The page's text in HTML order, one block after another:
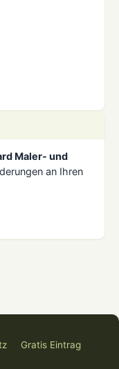
Maler- und
an Ihren
Gratis Eintrag